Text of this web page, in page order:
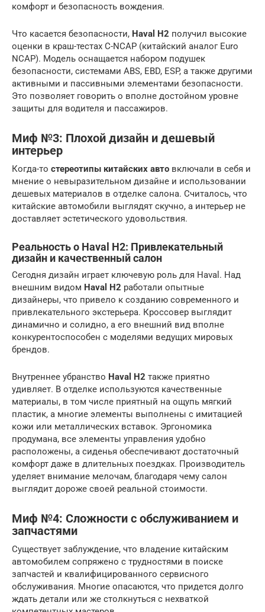
комфорт и безопасность вождения.
Что касается безопасности, Haval H2 получил высокие
оценки в краш-тестах C-NCAP (китайский аналог Euro
NCAP). Модель оснащается набором подушек
безопасности, системами ABS, EBD, ESP, а также другими
активными и пассивными элементами безопасности.
Это позволяет говорить о вполне достойном уровне
защиты для водителя и пассажиров.
Миф №3: Плохой дизайн и дешевый
интерьер
Когда-то стереотипы китайских авто включали в себя и
мнение о невыразительном дизайне и использовании
дешевых материалов в отделке салона. Считалось, что
китайские автомобили выглядят скучно, а интерьер не
доставляет эстетического удовольствия.
Реальность о Haval H2: Привлекательный
дизайн и качественный салон
Сегодня дизайн играет ключевую роль для Haval. Над
внешним видом Haval H2 работали опытные
дизайнеры, что привело к созданию современного и
привлекательного экстерьера. Кроссовер выглядит
динамично и солидно, а его внешний вид вполне
конкурентоспособен с моделями ведущих мировых
брендов.
Внутреннее убранство Haval H2 также приятно
удивляет. В отделке используются качественные
материалы, в том числе приятный на ощупь мягкий
пластик, а многие элементы выполнены с имитацией
кожи или металлических вставок. Эргономика
продумана, все элементы управления удобно
расположены, а сиденья обеспечивают достаточный
комфорт даже в длительных поездках. Производитель
уделяет внимание мелочам, благодаря чему салон
выглядит дороже своей реальной стоимости.
Миф №4: Сложности с обслуживанием и
запчастями
Существует заблуждение, что владение китайским
автомобилем сопряжено с трудностями в поиске
запчастей и квалифицированного сервисного
обслуживания. Многие опасаются, что придется долго
ждать детали или же столкнуться с нехваткой